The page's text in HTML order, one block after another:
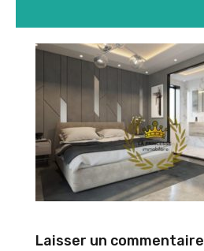
Laisser un commentaire